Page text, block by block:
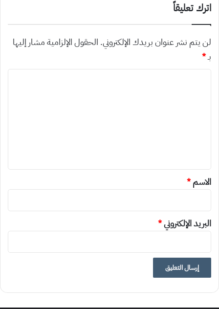
اترك تعليقاً
لن يتم نشر عنوان بريدك الإلكتروني. الحقول الإلزامية مشار إليها
بـ*
*
الاسم*
البريد الإلكتروني*